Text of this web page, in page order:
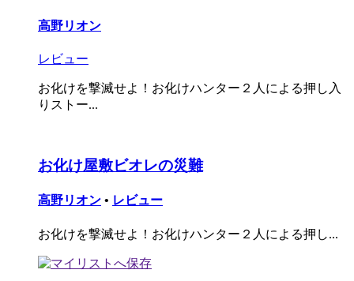
高野リオン
レビュー
お化けを撃滅せよ！お化けハンター２人による押し入
りストー...
お化け屋敷ビオレの災難
高野リオン • レビュー
お化けを撃滅せよ！お化けハンター２人による押し...